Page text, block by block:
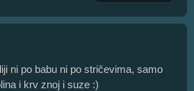
ni po babu ni po stričevima, samo
i krv znoj i suze :)